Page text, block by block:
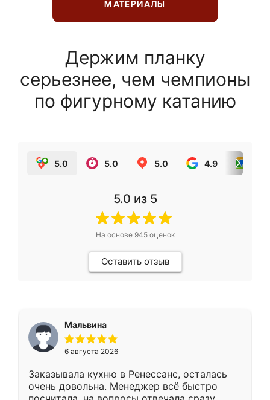
МАТЕРИАЛЫ
Держим планку
серьезнее, чем чемпионы
по фигурному катанию
5.0 5.0 5.0 4.9
5.0 из 5
На основе 945оценок
Оставить отзыв
Мальвина
6 августа 2026
Заказывала кухню в Ренессанс, осталась
очень довольна. Менеджер всё быстро